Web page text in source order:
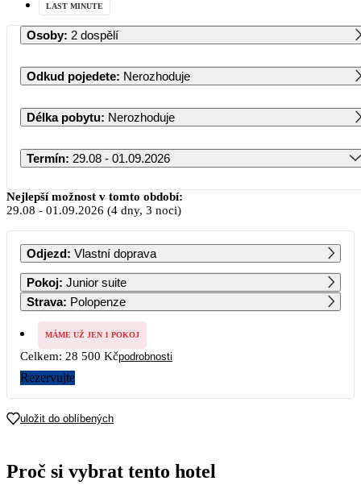
LAST MINUTE
Osoby: 2 dospělí
Odkud pojedete: Nerozhoduje
Délka pobytu: Nerozhoduje
Termín: 29.08 - 01.09.2026
Srpen 2026
PO ÚT ST ČT PÁ SO NE
1 2
3 4 5 6 7 8 9
10
16 980
11 12
17
16 500
18
16 500
19 20 21 22 23
Nejlepší možnost v tomto období:
29.08 - 01.09.2026 (4 dny, 3 noci)
Odjezd: Vlastní doprava
Pokoj: Junior suite
Strava: Polopenze
MÁME UŽ JEN 1 POKOJ
Celkem: 28 500 Kčpodrobnosti
Rezervujte
uložit do oblíbených
Proč si vybrat tento hotel